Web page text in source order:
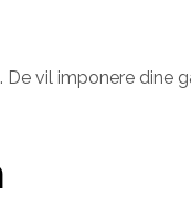
vil imponere